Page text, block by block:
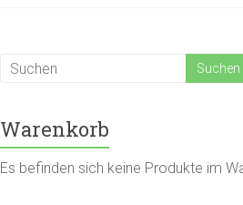
Warenkorb
Es befinden sich keine Produkte im